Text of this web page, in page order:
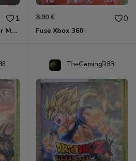
1
Son Goku BWFC Super Master Stars
8.90 € 0
Fuse Xbox 360
TheGamingR83